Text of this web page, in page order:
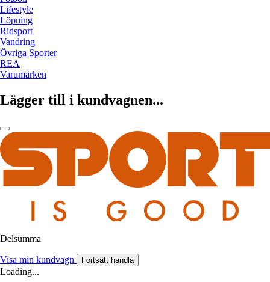
Lifestyle
Löpning
Ridsport
Vandring
Övriga Sporter
REA
Varumärken
Lägger till i kundvagnen...
Delsumma
Visa min kundvagn Fortsätt handla
Loading...